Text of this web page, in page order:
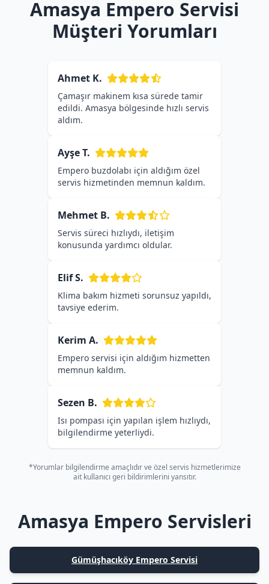
Amasya Empero Servisi
Müşteri Yorumları
Ahmet K.
Çamaşır makinem kısa sürede tamir
edildi. Amasya bölgesinde hızlı servis
aldım.
Ayşe T.
Empero buzdolabı için aldığım özel
servis hizmetinden memnun kaldım.
Mehmet B.
Servis süreci hızlıydı, iletişim
konusunda yardımcı oldular.
Elif S.
Klima bakım hizmeti sorunsuz yapıldı,
tavsiye ederim.
Kerim A.
Empero servisi için aldığım hizmetten
memnun kaldım.
Sezen B.
Isı pompası için yapılan işlem hızlıydı,
bilgilendirme yeterliydi.
*Yorumlar bilgilendirme amaçlıdır ve özel servis hizmetlerimize
ait kullanıcı geri bildirimlerini yansıtır.
Amasya Empero Servisleri
Gümüşhacıköy Empero Servisi